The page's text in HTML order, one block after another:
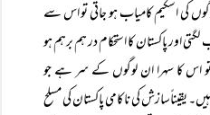
کی اسکیم کامیاب ہو جاتی تو اس سے
اور پاکستان کا استحکام در ہم برہم ہو
اس کا سہرا ان لوگوں کے سر ہے جو
یقیناًسازش کی ناکامی پاکستان کی مسلح